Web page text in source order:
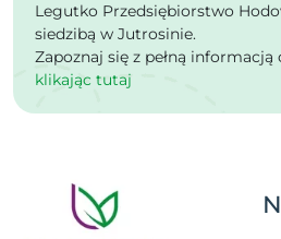
Legutko Przedsiębiorstwo
siedzibą w Jutrosinie.
Zapoznaj się z pełną
klikając tutaj